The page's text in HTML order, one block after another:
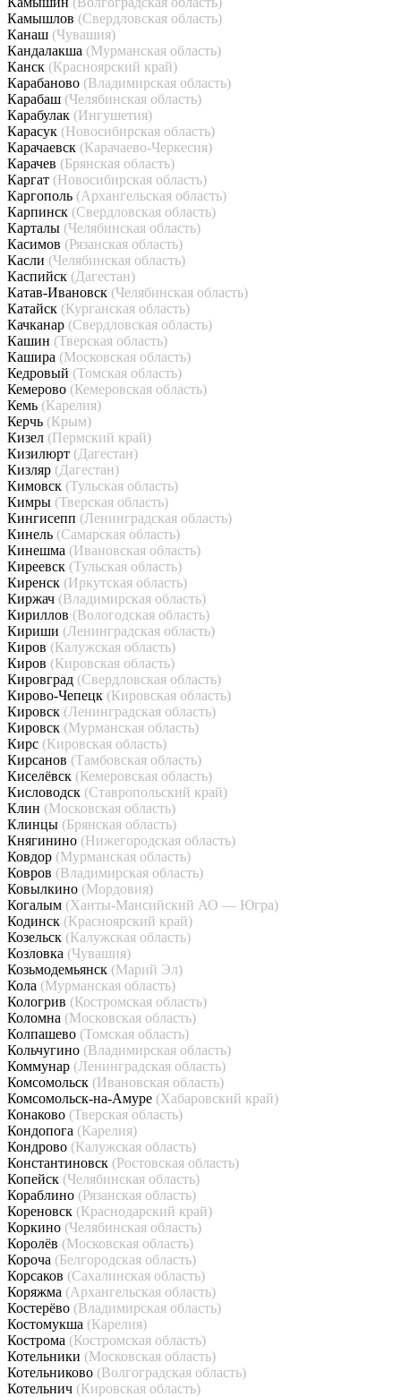
Камышлов (Свердловская область)
Канаш (Чувашия)
Кандалакша (Мурманская область)
Канск (Красноярский край)
Карабаново (Владимирская область)
Карабаш (Челябинская область)
Карабулак (Ингушетия)
Карасук (Новосибирская область)
Карачаевск (Карачаево-Черкесия)
Карачев (Брянская область)
Каргат (Новосибирская область)
Каргополь (Архангельская область)
Карпинск (Свердловская область)
Карталы (Челябинская область)
Касимов (Рязанская область)
Касли (Челябинская область)
Каспийск (Дагестан)
Катав-Ивановск (Челябинская область)
Катайск (Курганская область)
Качканар (Свердловская область)
Кашин (Тверская область)
Кашира (Московская область)
Кедровый (Томская область)
Кемерово (Кемеровская область)
Кемь (Карелия)
Керчь (Крым)
Кизел (Пермский край)
Кизилюрт (Дагестан)
Кизляр (Дагестан)
Кимовск (Тульская область)
Кимры (Тверская область)
Кингисепп (Ленинградская область)
Кинель (Самарская область)
Кинешма (Ивановская область)
Киреевск (Тульская область)
Киренск (Иркутская область)
Киржач (Владимирская область)
Кириллов (Вологодская область)
Кириши (Ленинградская область)
Киров (Калужская область)
Киров (Кировская область)
Кировград (Свердловская область)
Кирово-Чепецк (Кировская область)
Кировск (Ленинградская область)
Кировск (Мурманская область)
Кирс (Кировская область)
Кирсанов (Тамбовская область)
Киселёвск (Кемеровская область)
Кисловодск (Ставропольский край)
Клин (Московская область)
Клинцы (Брянская область)
Княгинино (Нижегородская область)
Ковдор (Мурманская область)
Ковров (Владимирская область)
Ковылкино (Мордовия)
Когалым (Ханты-Мансийский АО — Югра)
Кодинск (Красноярский край)
Козельск (Калужская область)
Козловка (Чувашия)
Козьмодемьянск (Марий Эл)
Кола (Мурманская область)
Кологрив (Костромская область)
Коломна (Московская область)
Колпашево (Томская область)
Кольчугино (Владимирская область)
Коммунар (Ленинградская область)
Комсомольск (Ивановская область)
Комсомольск-на-Амуре (Хабаровский край)
Конаково (Тверская область)
Кондопога (Карелия)
Кондрово (Калужская область)
Константиновск (Ростовская область)
Копейск (Челябинская область)
Кораблино (Рязанская область)
Кореновск (Краснодарский край)
Коркино (Челябинская область)
Королёв (Московская область)
Короча (Белгородская область)
Корсаков (Сахалинская область)
Коряжма (Архангельская область)
Костерёво (Владимирская область)
Костомукша (Карелия)
Кострома (Костромская область)
Котельники (Московская область)
Котельниково (Волгоградская область)
Котельнич (Кировская область)